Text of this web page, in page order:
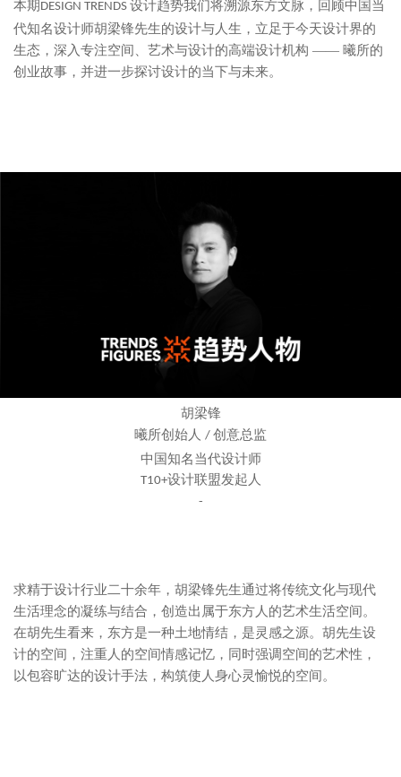
本期 DESIGN TRENDS 设计趋势我们将溯源东方文脉，回顾中国当
代知名设计师胡梁锋先生的设计与人生，立足于今天设计界的
生态，深入专注空间、艺术与设计的高端设计机构 —— 曦所的
创业故事，并进一步探讨设计的当下与未来。
胡梁锋
曦所创始人 / 创意总监
中国知名当代设计师
T10+设计联盟发起人
-
求精于设计行业二十余年，胡梁锋先生通过将传统文化与现代
生活理念的凝练与结合，创造出属于东方人的艺术生活空间。
在胡先生看来，东方是一种土地情结，是灵感之源。胡先生设
计的空间，注重人的空间情感记忆，同时强调空间的艺术性，
以包容旷达的设计手法，构筑使人身心灵愉悦的空间。